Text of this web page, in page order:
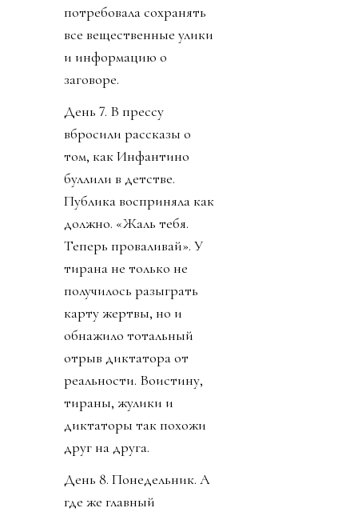
потребовала сохранять
все вещественные улики
и информацию о
заговоре.
День 7. В прессу
вбросили рассказы о
том, как Инфантино
буллили в детстве.
Публика восприняла как
должно. «Жаль тебя.
Теперь проваливай». У
тирана не только не
получилось разыграть
карту жертвы, но и
обнажило тотальный
отрыв диктатора от
реальности. Воистину,
тираны, жулики и
диктаторы так похожи
друг на друга.
День 8. Понедельник. А
где же главный